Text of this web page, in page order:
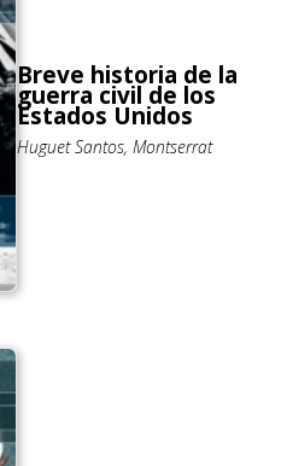
Breve historia de la
guerra civil de los
Estados Unidos
Huguet Santos, Montserrat